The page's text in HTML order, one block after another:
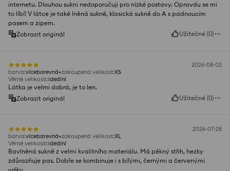
internetu. Dlouhou sukni nedoporučuji pro nízké postavy. Opravdu se mi
to líbí! V látce je také lněná sukně, klasická sukně do A s padnoucím
pasem a zipem.
Zobrazit originál
Užitečné (0)
2026-08-02
barva:vícebarevná zakoupená velikost:XS
Věrné velikosti:ideální
Látka je velmi dobrá, je to len.
Zobrazit originál
Užitečné (0)
2026-07-28
barva:vícebarevná zakoupená velikost:XL
Věrné velikosti:ideální
Bavlněná sukně z velmi kvalitního materiálu. Má pěkný střih, hezky
zdůrazňuje pas. Dobře se kombinuje i s bílými, černými a červenými